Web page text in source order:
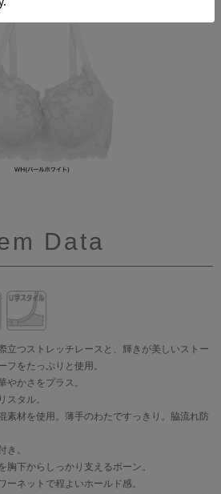
Data
立つストレッチレースと、輝きが美しいストー
フをたっぷりと使用。
やかさをプラス。
スタル。
素材を使用。薄手のわたですっきり。脇流れ防
き。
胸下からしっかり支えるボーン。
ネットで程よいホールド感。